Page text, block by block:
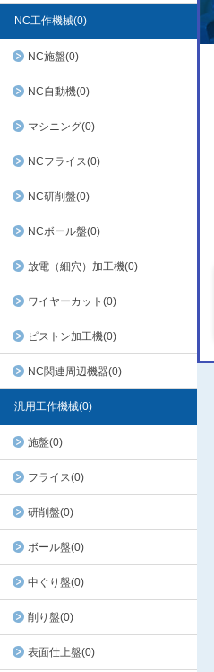
NC工作機械(0)
NC施盤(0)
NC自動機(0)
マシニング(0)
NCフライス(0)
NC研削盤(0)
NCボール盤(0)
放電（細穴）加工機(0)
ワイヤーカット(0)
ピストン加工機(0)
NC関連周辺機器(0)
汎用工作機械(0)
施盤(0)
フライス(0)
研削盤(0)
ボール盤(0)
中ぐり盤(0)
削り盤(0)
表面仕上盤(0)